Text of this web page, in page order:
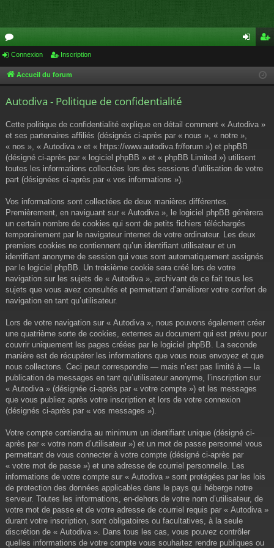
or
u cri
Connexion Inscription
Accueil du forum
Autodiva - Politique de confidentialité
Cette politique de confidentialité explique en détail comment « Autodiva »
et ses partenaires affiliés (désignés ci-après par « nous », « notre »,
« nos », « Autodiva » et « https://www.autodiva.fr/forum ») et phpBB
(désigné ci-après par « logiciel phpBB » et « phpBB Limited ») utilisent
toutes les informations collectées lors des sessions d’utilisation de votre
part (désignées ci-après par « vos informations »).
Vos informations sont collectées de deux manières différentes.
Premièrement, en naviguant sur « Autodiva », le logiciel phpBB génèrera
un certain nombre de cookies qui sont de petits fichiers téléchargés
temporairement par le navigateur internet de votre ordinateur. Les deux
premiers cookies ne contiennent qu’un identifiant utilisateur et un
identifiant anonyme de session qui vous sont automatiquement assignés
par le logiciel phpBB. Un troisième cookie sera créé lors de votre
navigation sur les sujets de « Autodiva », archivant de ce fait tous les
sujets que vous avez consultés et permettant d’améliorer votre confort de
navigation en tant qu’utilisateur.
Lors de votre navigation sur « Autodiva », nous pouvons également créer
une quatrième sorte de cookies, externes au document qui est prévu pour
couvrir uniquement les pages créées par le logiciel phpBB. La seconde
manière est de récupérer les informations que vous nous envoyez et que
nous collectons. Ceci peut correspondre — mais n’est pas limité à — la
publication de messages en tant qu’utilisateur anonyme, l’inscription sur
« Autodiva » (désignée ci-après par « votre compte ») et les messages
que vous publiez après votre inscription et lors de votre connexion
(désignés ci-après par « vos messages »).
Votre compte contiendra au minimum un identifiant unique (désigné ci-
après par « votre nom d’utilisateur ») et un mot de passe personnel vous
permettant de vous connecter à votre compte (désigné ci-après par
« votre mot de passe ») et une adresse de courriel personnelle. Les
informations de votre compte sur « Autodiva » sont protégées par les lois
de protection des données applicables dans le pays qui héberge notre
serveur. Toutes les informations, en-dehors de votre nom d’utilisateur, de
votre mot de passe et de votre adresse de courriel requis par « Autodiva »
durant votre inscription, sont obligatoires ou facultatives, à la seule
discrétion de « Autodiva ». Dans tous les cas, vous pouvez contrôler
quelles informations de votre compte vous souhaitez rendre publiques ou